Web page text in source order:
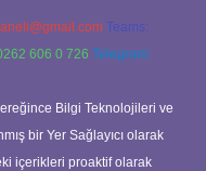
Teams:
606 0 726 Telegram:
Bilgi Teknolojileri ve
bir Yer Sağlayıcı olarak
içerikleri proaktif olarak